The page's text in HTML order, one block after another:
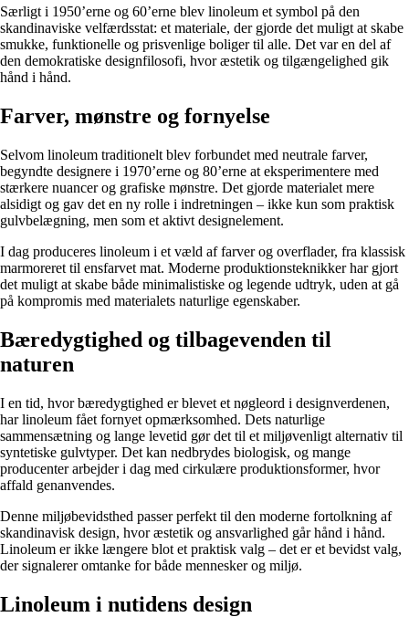
Særligt i 1950’erne og 60’erne blev linoleum et symbol på den
skandinaviske velfærdsstat: et materiale, der gjorde det muligt at skabe
smukke, funktionelle og prisvenlige boliger til alle. Det var en del af
den demokratiske designfilosofi, hvor æstetik og tilgængelighed gik
hånd i hånd.
Farver, mønstre og fornyelse
Selvom linoleum traditionelt blev forbundet med neutrale farver,
begyndte designere i 1970’erne og 80’erne at eksperimentere med
stærkere nuancer og grafiske mønstre. Det gjorde materialet mere
alsidigt og gav det en ny rolle i indretningen – ikke kun som praktisk
gulvbelægning, men som et aktivt designelement.
I dag produceres linoleum i et væld af farver og overflader, fra klassisk
marmoreret til ensfarvet mat. Moderne produktionsteknikker har gjort
det muligt at skabe både minimalistiske og legende udtryk, uden at gå
på kompromis med materialets naturlige egenskaber.
Bæredygtighed og tilbagevenden til
naturen
I en tid, hvor bæredygtighed er blevet et nøgleord i designverdenen,
har linoleum fået fornyet opmærksomhed. Dets naturlige
sammensætning og lange levetid gør det til et miljøvenligt alternativ til
syntetiske gulvtyper. Det kan nedbrydes biologisk, og mange
producenter arbejder i dag med cirkulære produktionsformer, hvor
affald genanvendes.
Denne miljøbevidsthed passer perfekt til den moderne fortolkning af
skandinavisk design, hvor æstetik og ansvarlighed går hånd i hånd.
Linoleum er ikke længere blot et praktisk valg – det er et bevidst valg,
der signalerer omtanke for både mennesker og miljø.
Linoleum i nutidens design